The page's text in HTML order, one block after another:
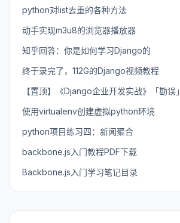
python对list去重的各种方法
动手实现m3u8的浏览器播放器
知乎回答：你是如何学习Django的
终于录完了，112G的Django视频教程
【置顶】《Django企业开发实战》「勘误」
使用virtualenv创建虚拟python环境
python项目练习四：新闻聚合
backbone.js入门教程PDF下载
Backbone.js入门学习笔记目录